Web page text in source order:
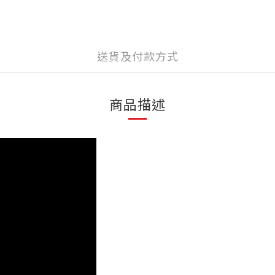
送貨及付款方式
商品描述